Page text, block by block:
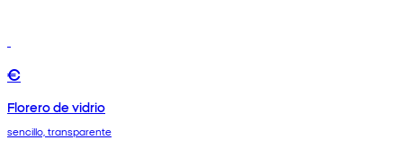
€
Florero de vidrio
sencillo, transparente